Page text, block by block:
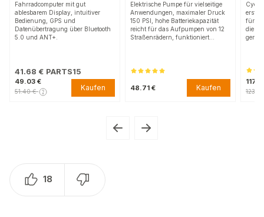
Fahrradcomputer mit gut
ablesbarem Display, intuitiver
Bedienung, GPS und
Datenübertragung über Bluetooth
5.0 und ANT+.
41.68 € PARTS15
49.03 €
51.40 € Kaufen
Elektrische Pumpe für vielseitige
Anwendungen, maximaler Druck
150 PSI, hohe Batteriekapazität
reicht für das Aufpumpen von 12
Straßenrädern, funktioniert…
48.71 € Kaufen
für
die
18